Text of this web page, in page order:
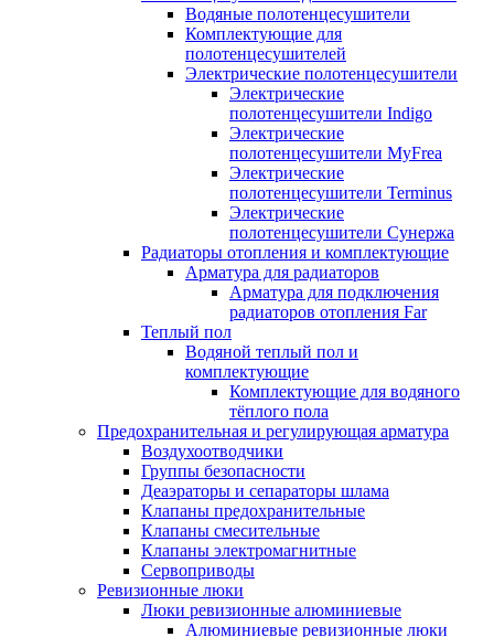
Водяные полотенцесушители
Комплектующие для
полотенцесушителей
Электрические полотенцесушители
Электрические
полотенцесушители Indigo
Электрические
полотенцесушители MyFrea
Электрические
полотенцесушители Terminus
Электрические
полотенцесушители Сунержа
Радиаторы отопления и комплектующие
Арматура для радиаторов
Арматура для подключения
радиаторов отопления Far
Теплый пол
Водяной теплый пол и
комплектующие
Комплектующие для водяного
тёплого пола
Предохранительная и регулирующая арматура
Воздухоотводчики
Группы безопасности
Деаэраторы и сепараторы шлама
Клапаны предохранительные
Клапаны смесительные
Клапаны электромагнитные
Сервоприводы
Ревизионные люки
Люки ревизионные алюминиевые
Алюминиевые ревизионные люки